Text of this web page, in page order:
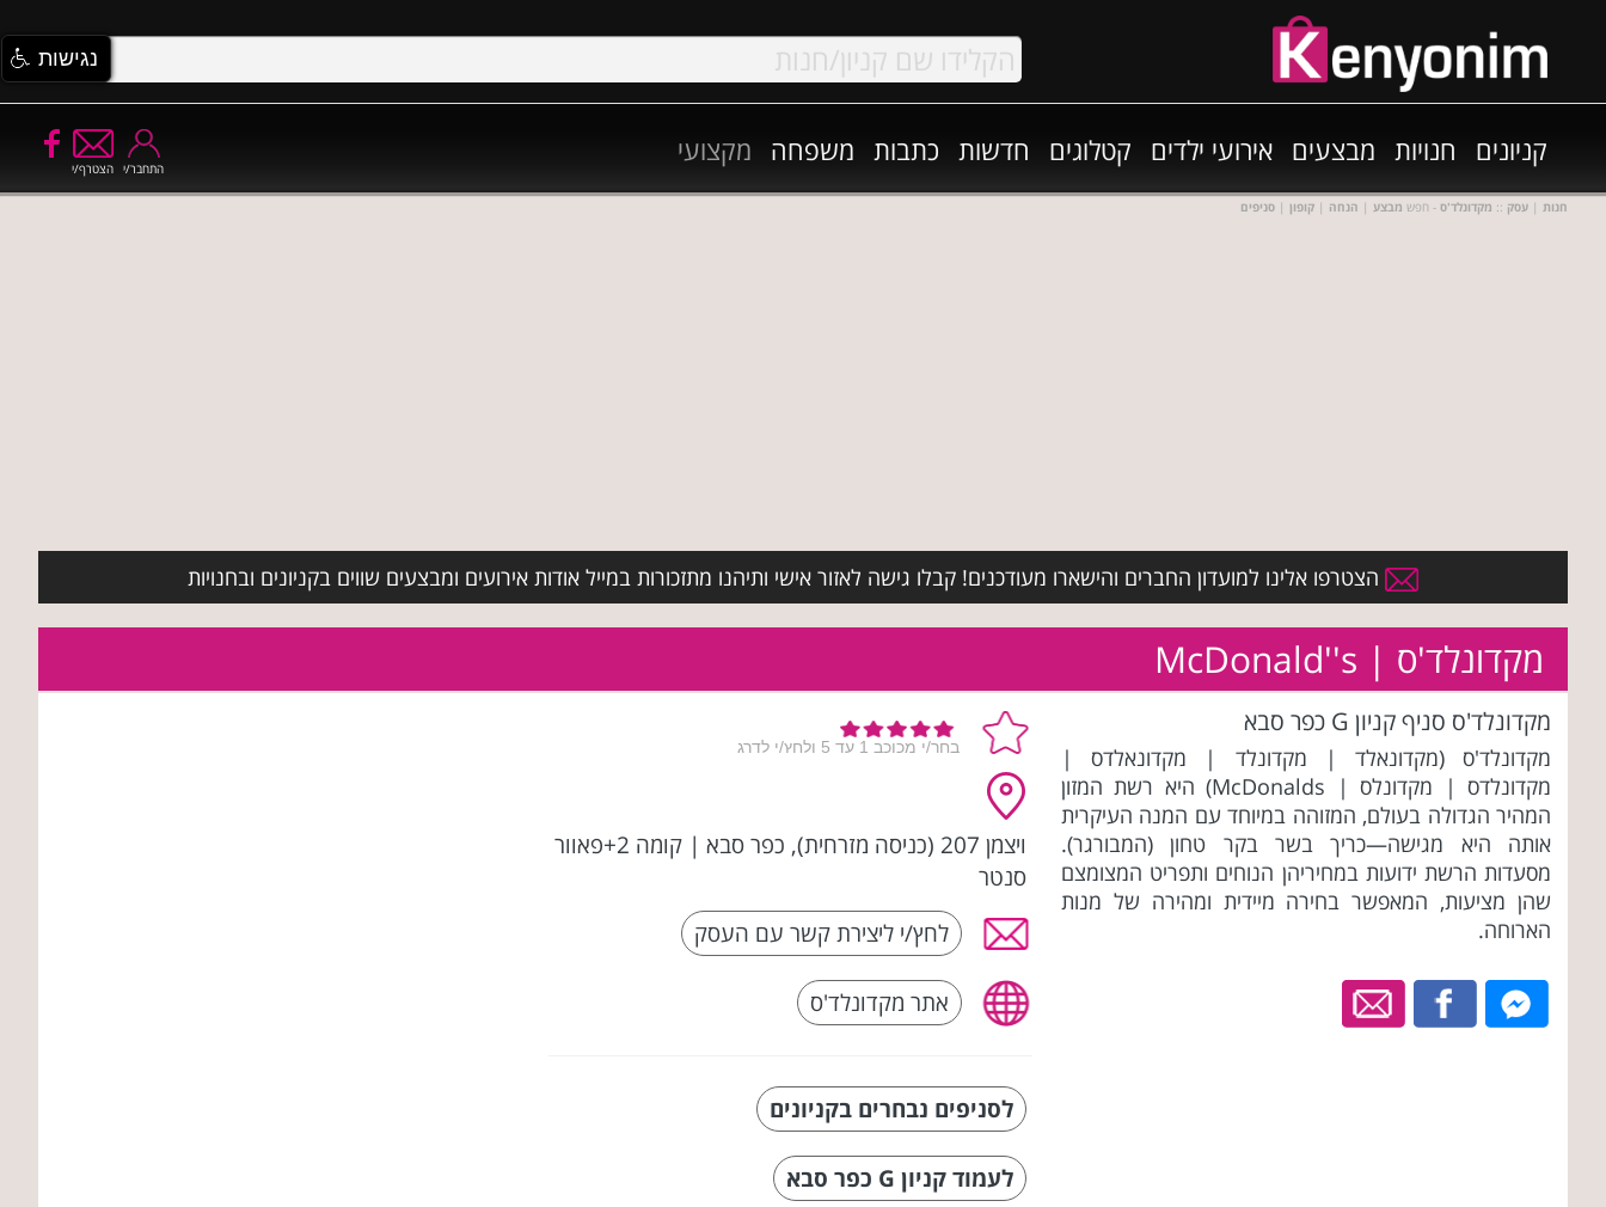
קניונים חנויות מבצעים אירועי ילדים קטלוגים חדשות כתבות משפחה מקצועי
הצטרף/י התחבר/י
חנות | עסק :: מקדונלד'ס - חפש מבצע | הנחה | קופון | סניפים
הצטרפו אלינו למועדון החברים והישארו מעודכנים! קבלו גישה לאזור אישי ותיהנו מתזכורות במייל אודות אירועים ומבצעים שווים בקניונים ובחנויות
מקדונלד'ס | McDonald''s
מקדונלד'ס סניף קניון G כפר סבא
מקדונלד'ס (מקדונאלד | מקדונלד | מקדונאלדס |
מקדונלדס | מקדונלס | McDonalds) היא רשת המזון
המהיר הגדולה בעולם, המזוהה במיוחד עם המנה העיקרית
אותה היא מגישה—כריך בשר בקר טחון (המבורגר).
מסעדות הרשת ידועות במחיריהן הנוחים ותפריט המצומצם
שהן מציעות, המאפשר בחירה מיידית ומהירה של מנות
הארוחה.
ויצמן 207 (כניסה מזרחית), כפר סבא |
קומה 2+פאוור
סנטר
לחץ/י ליצירת קשר עם העסק
אתר מקדונלד'ס
לסניפים נבחרים בקניונים
לעמוד קניון G כפר סבא
נגישות